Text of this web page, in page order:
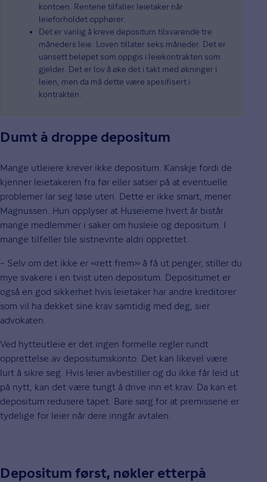
kontoen. Rentene tilfaller leietaker når
leieforholdet opphører.
Det er vanlig å kreve depositum tilsvarende tre
måneders leie. Loven tillater seks måneder. Det er
uansett beløpet som oppgis i leiekontrakten som
gjelder. Det er lov å øke det i takt med økninger i
leien, men da må dette være spesifisert i
kontrakten.
Dumt å droppe depositum
Mange utleiere krever ikke depositum. Kanskje fordi de
kjenner leietakeren fra før eller satser på at eventuelle
problemer lar seg løse uten. Dette er ikke smart, mener
Magnussen. Hun opplyser at Huseierne hvert år bistår
mange medlemmer i saker om husleie og depositum. I
mange tilfeller ble sistnevnte aldri opprettet.
– Selv om det ikke er «rett frem» å få ut penger, stiller du
mye svakere i en tvist uten depositum. Depositumet er
også en god sikkerhet hvis leietaker har andre kreditorer
som vil ha dekket sine krav samtidig med deg, sier
advokaten.
Ved hytteutleie er det ingen formelle regler rundt
opprettelse av depositumskonto. Det kan likevel være
lurt å sikre seg. Hvis leier avbestiller og du ikke får leid ut
på nytt, kan det være tungt å drive inn et krav. Da kan et
depositum redusere tapet. Bare sørg for at premissene er
tydelige for leier når dere inngår avtalen.
Depositum først, nøkler etterpå